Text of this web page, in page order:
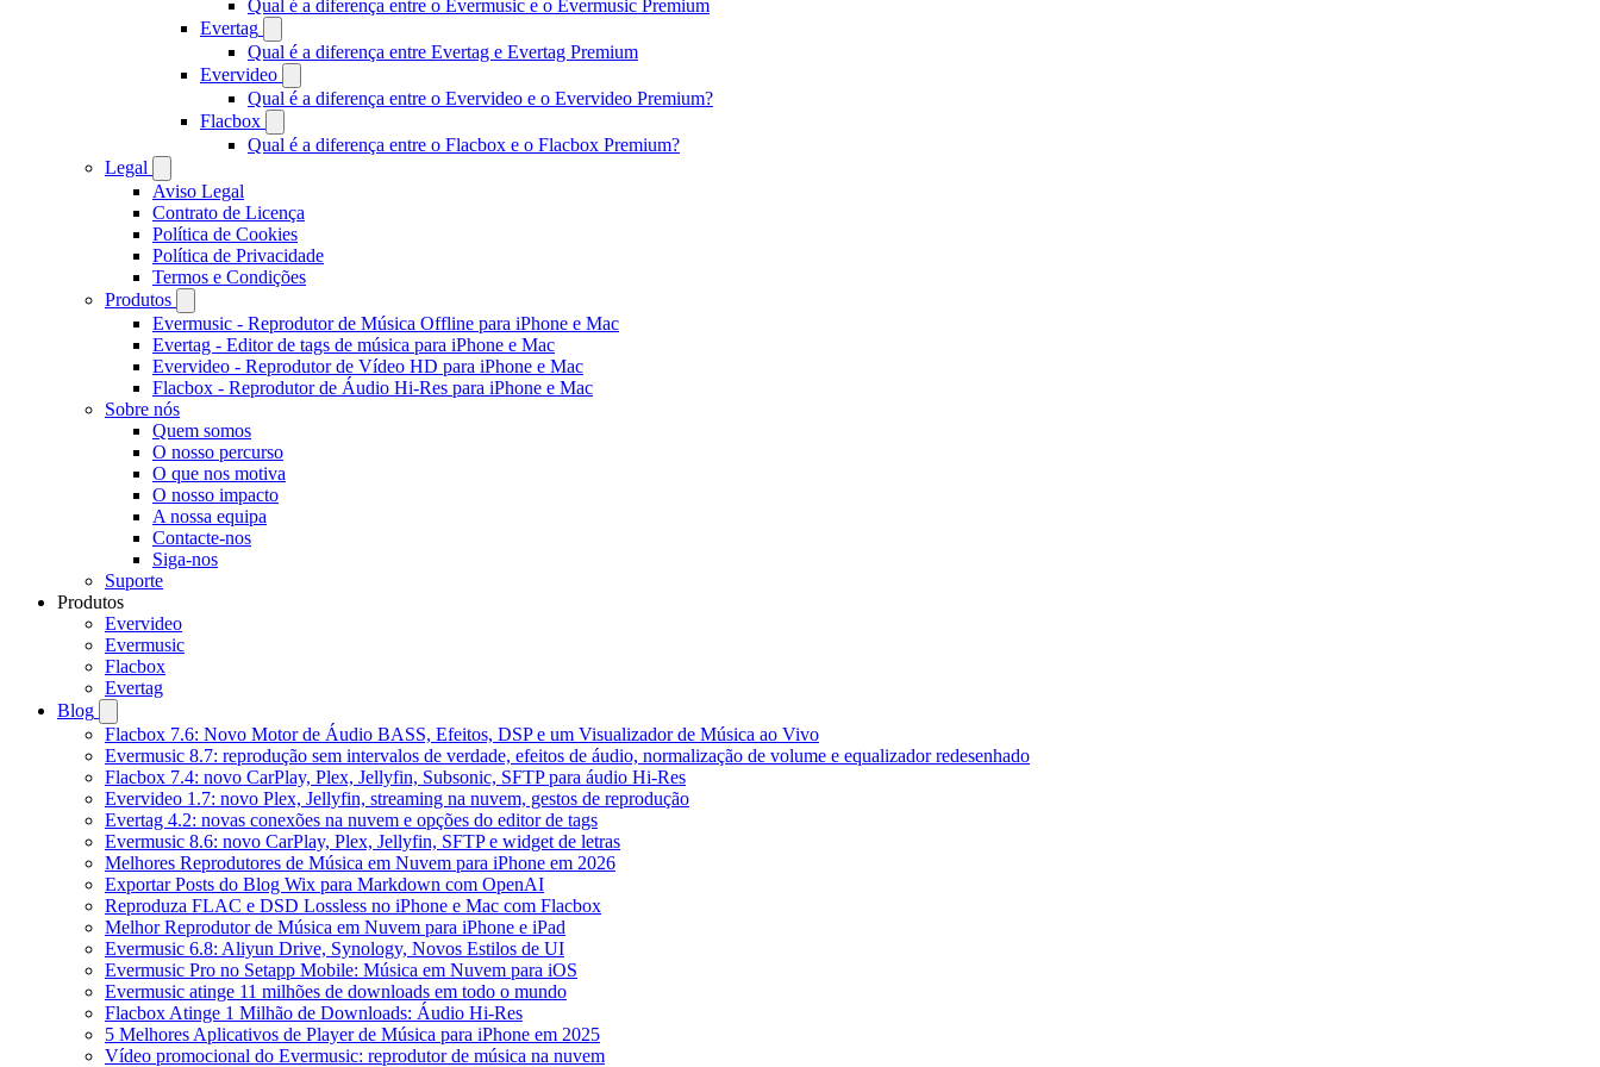
Qual é a diferença entre o Evermusic e o Evermusic Premium
Evertag
Qual é a diferença entre Evertag e Evertag Premium
Evervideo
Qual é a diferença entre o Evervideo e o Evervideo Premium?
Flacbox
Qual é a diferença entre o Flacbox e o Flacbox Premium?
Legal
Aviso Legal
Contrato de Licença
Política de Cookies
Política de Privacidade
Termos e Condições
Produtos
Evermusic - Reprodutor de Música Offline para iPhone e Mac
Evertag - Editor de tags de música para iPhone e Mac
Evervideo - Reprodutor de Vídeo HD para iPhone e Mac
Flacbox - Reprodutor de Áudio Hi-Res para iPhone e Mac
Sobre nós
Quem somos
O nosso percurso
O que nos motiva
O nosso impacto
A nossa equipa
Contacte-nos
Siga-nos
Suporte
Produtos
Evervideo
Evermusic
Flacbox
Evertag
Blog
Flacbox 7.6: Novo Motor de Áudio BASS, Efeitos, DSP e um Visualizador de Música ao Vivo
Evermusic 8.7: reprodução sem intervalos de verdade, efeitos de áudio, normalização de volume e equalizador redesenhado
Flacbox 7.4: novo CarPlay, Plex, Jellyfin, Subsonic, SFTP para áudio Hi-Res
Evervideo 1.7: novo Plex, Jellyfin, streaming na nuvem, gestos de reprodução
Evertag 4.2: novas conexões na nuvem e opções do editor de tags
Evermusic 8.6: novo CarPlay, Plex, Jellyfin, SFTP e widget de letras
Melhores Reprodutores de Música em Nuvem para iPhone em 2026
Exportar Posts do Blog Wix para Markdown com OpenAI
Reproduza FLAC e DSD Lossless no iPhone e Mac com Flacbox
Melhor Reprodutor de Música em Nuvem para iPhone e iPad
Evermusic 6.8: Aliyun Drive, Synology, Novos Estilos de UI
Evermusic Pro no Setapp Mobile: Música em Nuvem para iOS
Evermusic atinge 11 milhões de downloads em todo o mundo
Flacbox Atinge 1 Milhão de Downloads: Áudio Hi-Res
5 Melhores Aplicativos de Player de Música para iPhone em 2025
Vídeo promocional do Evermusic: reprodutor de música na nuvem